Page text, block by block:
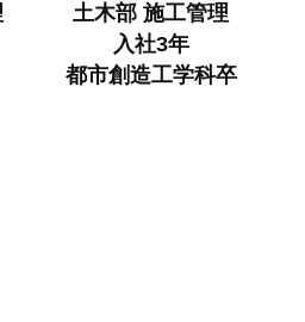
土木部 施工管理
入社3年
都市創造工学科卒